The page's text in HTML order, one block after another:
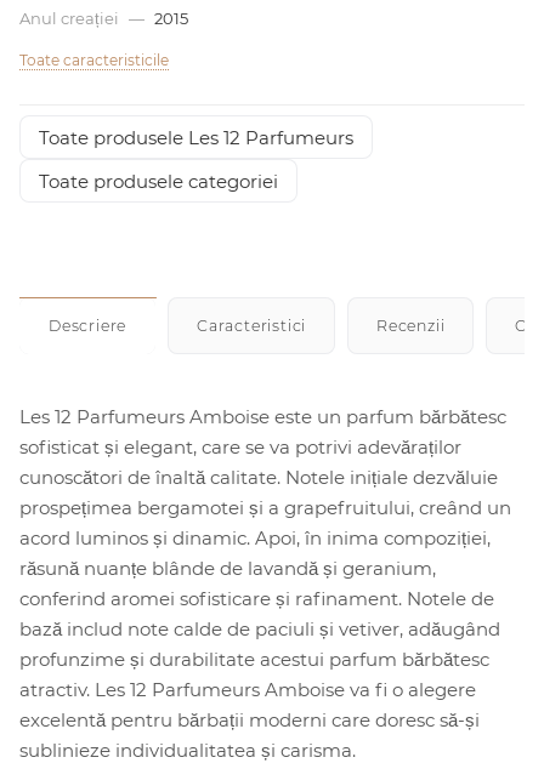
Anul creației
— 2015
Toate caracteristicile
Toate produsele Les 12 Parfumeurs
Toate produsele categoriei
Descriere Caracteristici Recenzii
Les 12 Parfumeurs Amboise este un parfum bărbătesc
sofisticat și elegant, care se va potrivi adevăraților
cunoscători de înaltă calitate. Notele inițiale dezvăluie
prospețimea bergamotei și a grapefruitului, creând un
acord luminos și dinamic. Apoi, în inima compoziției,
răsună nuanțe blânde de lavandă și geranium,
conferind aromei sofisticare și rafinament. Notele de
bază includ note calde de paciuli și vetiver, adăugând
profunzime și durabilitate acestui parfum bărbătesc
atractiv. Les 12 Parfumeurs Amboise va fi o alegere
excelentă pentru bărbații moderni care doresc să-și
sublinieze individualitatea și carisma.